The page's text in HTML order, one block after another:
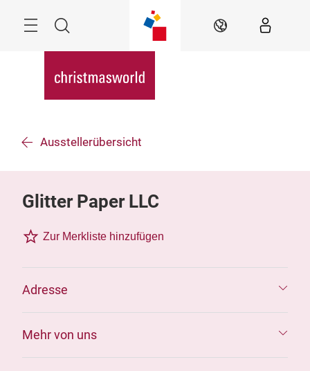
Suche DE
Ausstellerübersicht
Glitter Paper LLC
Zur Merkliste hinzufügen
Adresse
Mehr von uns